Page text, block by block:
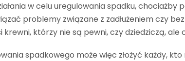
w celu uregulowania spadku, chociażby
problemy związane z zadłużeniem czy
krewni, którzy nie są pewni, czy dziedziczą,
spadkowego może więc złożyć każdy,